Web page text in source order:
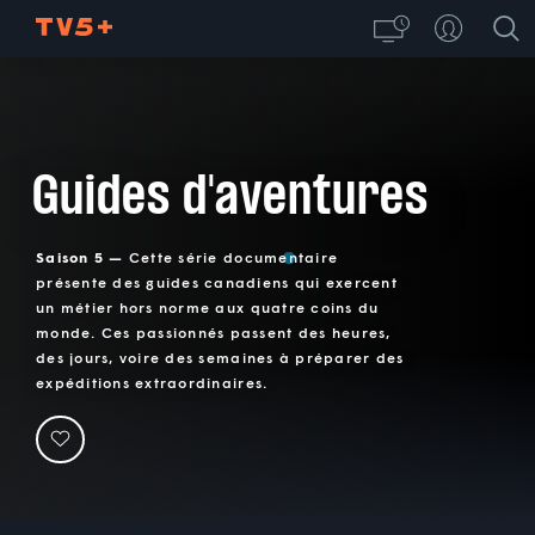
Guides d'aventures
Saison 5 — Cette série documentaire
présente des guides canadiens qui exercent
un métier hors norme aux quatre coins du
monde. Ces passionnés passent des heures,
des jours, voire des semaines à préparer des
expéditions extraordinaires.